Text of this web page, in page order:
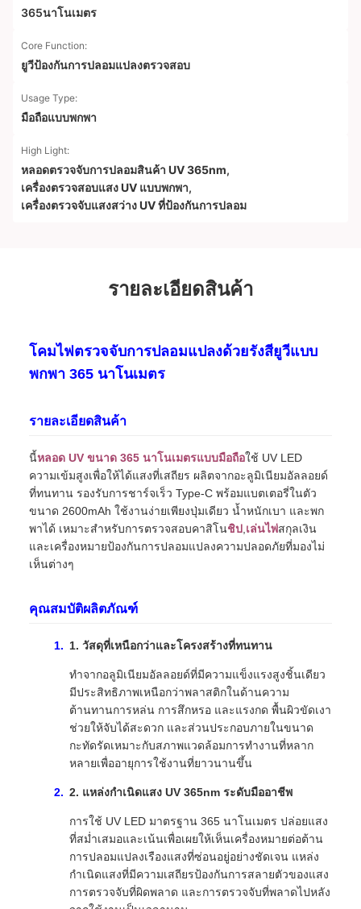
365นาโนเมตร
Core Function:
ยูวีป้องกันการปลอมแปลงตรวจสอบ
Usage Type:
มือถือแบบพกพา
High Light:
หลอดตรวจจับการปลอมสินค้า UV 365nm,
เครื่องตรวจสอบแสง UV แบบพกพา,
เครื่องตรวจจับแสงสว่าง UV ที่ป้องกันการปลอม
รายละเอียดสินค้า
โคมไฟตรวจจับการปลอมแปลงด้วยรังสียูวีแบบ
พกพา 365 นาโนเมตร
รายละเอียดสินค้า
นี้หลอด UV ขนาด 365 นาโนเมตรแบบมือถือใช้ UV LED
ความเข้มสูงเพื่อให้ได้แสงที่เสถียร ผลิตจากอะลูมิเนียมอัลลอยด์
ที่ทนทาน รองรับการชาร์จเร็ว Type-C พร้อมแบตเตอรี่ในตัว
ขนาด 2600mAh ใช้งานง่ายเพียงปุ่มเดียว น้ำหนักเบา และพก
พาได้ เหมาะสำหรับการตรวจสอบคาสิโนชิป เล่นไพ่สกุลเงิน
และเครื่องหมายป้องกันการปลอมแปลงความปลอดภัยที่มองไม่
เห็นต่างๆ
คุณสมบัติผลิตภัณฑ์
1. วัสดุที่เหนือกว่าและโครงสร้างที่ทนทาน
ทำจากอลูมิเนียมอัลลอยด์ที่มีความแข็งแรงสูงชิ้นเดียว
มีประสิทธิภาพเหนือกว่าพลาสติกในด้านความ
ต้านทานการหล่น การสึกหรอ และแรงกด พื้นผิวขัดเงา
ช่วยให้จับได้สะดวก และส่วนประกอบภายในขนาด
กะทัดรัดเหมาะกับสภาพแวดล้อมการทำงานที่หลาก
หลายเพื่ออายุการใช้งานที่ยาวนานขึ้น
2. แหล่งกำเนิดแสง UV 365nm ระดับมืออาชีพ
การใช้ UV LED มาตรฐาน 365 นาโนเมตร ปล่อยแสง
ที่สม่ำเสมอและเน้นเพื่อเผยให้เห็นเครื่องหมายต่อต้าน
การปลอมแปลงเรืองแสงที่ซ่อนอยู่อย่างชัดเจน แหล่ง
กำเนิดแสงที่มีความเสถียรป้องกันการสลายตัวของแสง
การตรวจจับที่ผิดพลาด และการตรวจจับที่พลาดไปหลัง